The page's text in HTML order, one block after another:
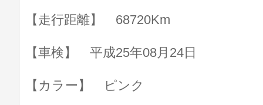
【走行距離】 68720Km
【車検】 平成25年08月24日
【カラー】 ピンク